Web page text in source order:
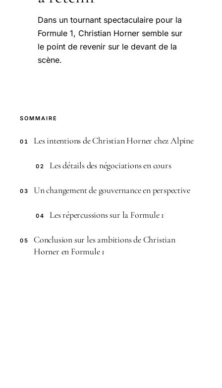
Dans un tournant spectaculaire pour la
Formule 1, Christian Horner semble sur
le point de revenir sur le devant de la
scène.
SOMMAIRE
01 Les intentions de Christian Horner chez Alpine
02 Les détails des négociations en cours
03 Un changement de gouvernance en perspective
04 Les répercussions sur la Formule 1
05
Conclusion sur les ambitions de Christian
Horner en Formule 1